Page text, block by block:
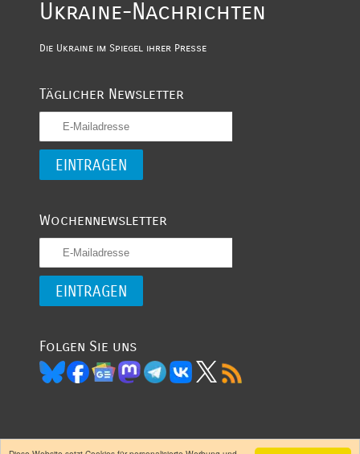
Ukraine-Nachrichten
Die Ukraine im Spiegel ihrer Presse
Täglicher Newsletter
Wochennewsletter
Folgen Sie uns